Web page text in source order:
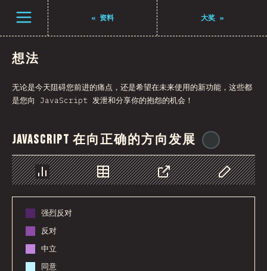
打开菜单 « 资料 大奖 »
想法
无论是今天阻碍您前进的痛点，还是希望在未来使用的新功能，这些都
是您向 JavaScript 发泄和分享你的抱怨的机会！
JavaScript 在向正确的方向发展
图表 数据 分享 自定义数据
强烈反对
反对
中立
同意
Navigated to The State of JS 2021